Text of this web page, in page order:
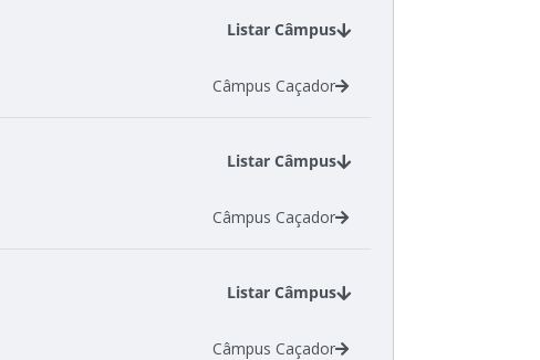
Listar Câmpus
Câmpus Caçador
Listar Câmpus
Câmpus Caçador
Listar Câmpus
Câmpus Caçador